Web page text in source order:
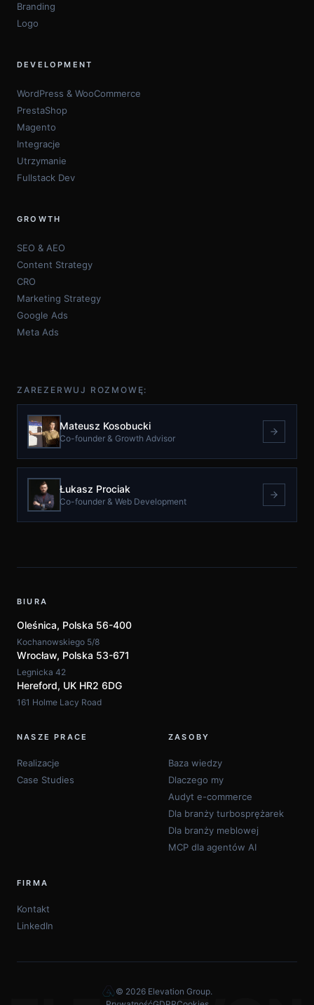
O plikach cookie na tej stronie
Używamy pliki cookie do gromadzenia oraz analizy
informacji na temat wydajności i użyteczności strony,
aby zagwarantować funkcje mediów
Branding
Logo
DEVELOPMENT
WordPress & WooCommerce
PrestaShop
Magento
Integracje
Utrzymanie
Fullstack Dev
GROWTH
SEO & AEO
Content Strategy
CRO
Marketing Strategy
Google Ads
Meta Ads
ZAREZERWUJ ROZMOWĘ:
Mateusz Kosobucki
Co-founder & Growth Advisor
Łukasz Prociak
Co-founder & Web Development
BIURA
Oleśnica, Polska 56-400
Kochanowskiego 5/8
Wrocław, Polska 53-671
Legnicka 42
Hereford, UK HR2 6DG
161 Holme Lacy Road
NASZE PRACE
Realizacje
Case Studies
ZASOBY
Baza wiedzy
Dlaczego my
Audyt e-commerce
Dla branży turbosprężarek
Dla branży meblowej
MCP dla agentów AI
FIRMA
Kontakt
LinkedIn
© 2026 Elevation Group.